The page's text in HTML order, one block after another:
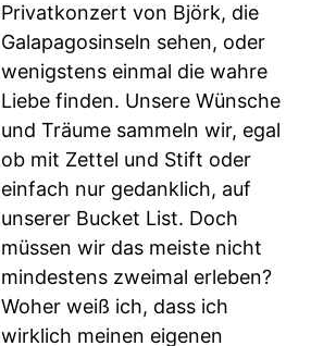
Privatkonzert von Björk, die
Galapagosinseln sehen, oder
wenigstens einmal die wahre
Liebe finden. Unsere Wünsche
und Träume sammeln wir, egal
ob mit Zettel und Stift oder
einfach nur gedanklich, auf
unserer Bucket List. Doch
müssen wir das meiste nicht
mindestens zweimal erleben?
Woher weiß ich, dass ich
wirklich meinen eigenen